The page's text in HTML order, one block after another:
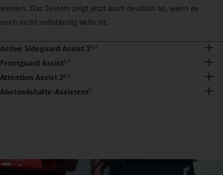
werden. Das System zeigt jetzt auch deutlich an, wenn es
noch nicht vollständig aktiv ist.
Active Sideguard Assist 22,3
Frontguard Assist2,3
Attention Assist 22,3
Abstandshalte-Assistent2